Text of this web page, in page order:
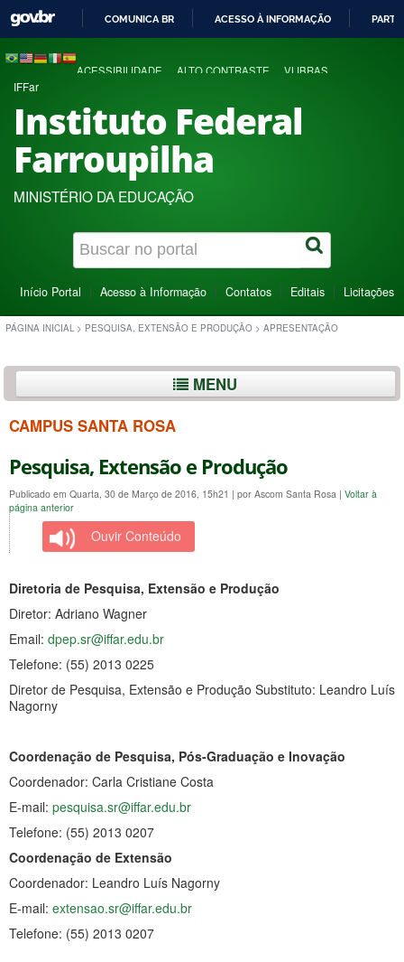
COMUNICA BR ACESSO À INFORMAÇÃO
ACESSIBILIDADE ALTO CONTRASTE VLIBRAS
IFFar
Instituto Federal
Farroupilha
MINISTÉRIO DA EDUCAÇÃO
Início Portal Acesso à Informação Contatos Editais Licitações
PÁGINA INICIAL > PESQUISA, EXTENSÃO E PRODUÇÃO > APRESENTAÇÃO
MENU
CAMPUS SANTA ROSA
Pesquisa, Extensão e Produção
Publicado em Quarta, 30 de Março de 2016, 15h21 | por Ascom Santa Rosa | Voltar à
página anterior
Ouvir Conteúdo
Diretoria de Pesquisa, Extensão e Produção
Diretor: Adriano Wagner
Email: dpep.sr@iffar.edu.br
Telefone: (55) 2013 0225
Diretor de Pesquisa, Extensão e Produção Substituto: Leandro Luís
Nagorny
Coordenação de Pesquisa, Pós-Graduação e Inovação
Coordenador: Carla Cristiane Costa
E-mail: pesquisa.sr@iffar.edu.br
Telefone: (55) 2013 0207
Coordenação de Extensão
Coordenador: Leandro Luís Nagorny
E-mail: extensao.sr@iffar.edu.br
Telefone: (55) 2013 0207